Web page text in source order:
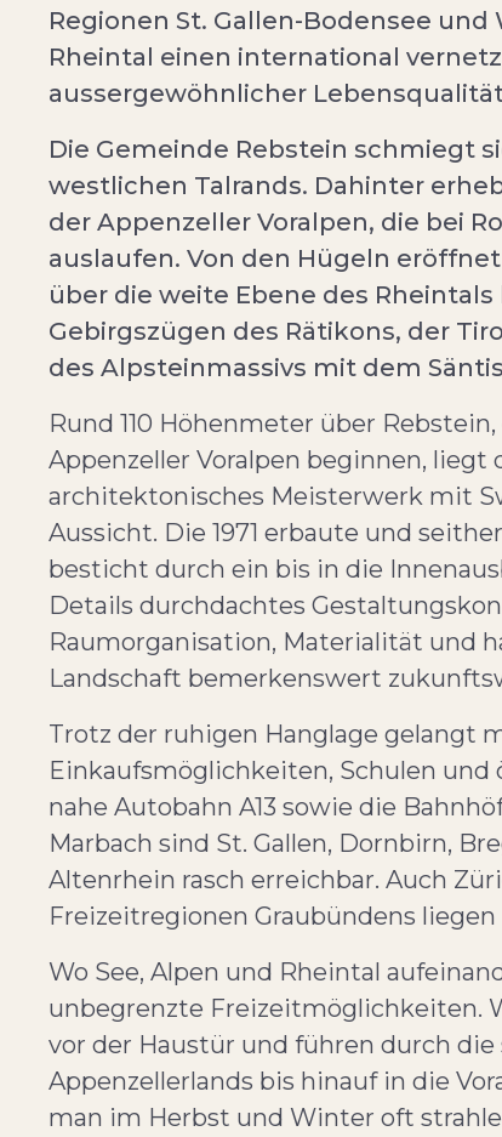
Regionen St. Gallen-Bodensee
Rheintal einen international
aussergewöhnlicher
Die Gemeinde Rebstein schmiegt
westlichen Talrands. Dahinter
der Appenzeller Voralpen, die bei
auslaufen. Von den Hügeln
über die weite Ebene des
Gebirgszügen des Rätikons, der
des Alpsteinmassivs mit dem
Rund 110 Höhenmeter über
Appenzeller Voralpen beginnen, liegt
architektonisches Meisterwerk mit
Aussicht. Die 1971 erbaute und
besticht durch ein bis in die
Details durchdachtes
Raumorganisation, Materialität und
Landschaft bemerkenswert
Trotz der ruhigen Hanglage gelangt
Einkaufsmöglichkeiten, Schulen
nahe Autobahn A13 sowie die
Marbach sind St. Gallen, Dornbirn,
Altenrhein rasch erreichbar. Auch
Freizeitregionen Graubündens
Wo See, Alpen und Rheintal
unbegrenzte Freizeitmöglichkeiten.
vor der Haustür und führen durch
Appenzellerlands bis hinauf in die
man im Herbst und Winter oft